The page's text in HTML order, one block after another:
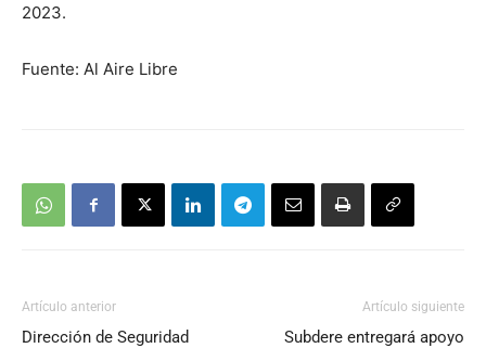
2023.
Fuente: Al Aire Libre
Artículo anterior
Dirección de Seguridad
Artículo siguiente
Subdere entregará apoyo